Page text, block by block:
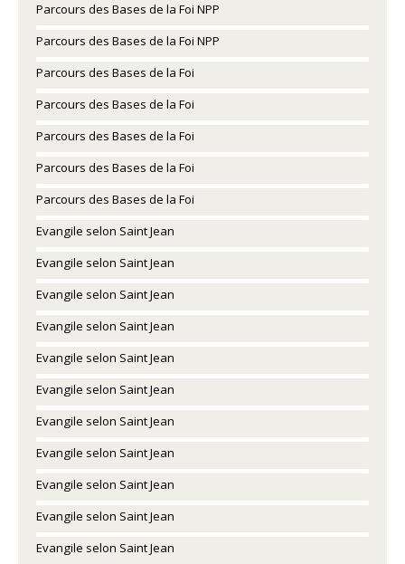
Parcours des Bases de la Foi NPP
Parcours des Bases de la Foi NPP
Parcours des Bases de la Foi
Parcours des Bases de la Foi
Parcours des Bases de la Foi
Parcours des Bases de la Foi
Parcours des Bases de la Foi
Evangile selon Saint Jean
Evangile selon Saint Jean
Evangile selon Saint Jean
Evangile selon Saint Jean
Evangile selon Saint Jean
Evangile selon Saint Jean
Evangile selon Saint Jean
Evangile selon Saint Jean
Evangile selon Saint Jean
Evangile selon Saint Jean
Evangile selon Saint Jean